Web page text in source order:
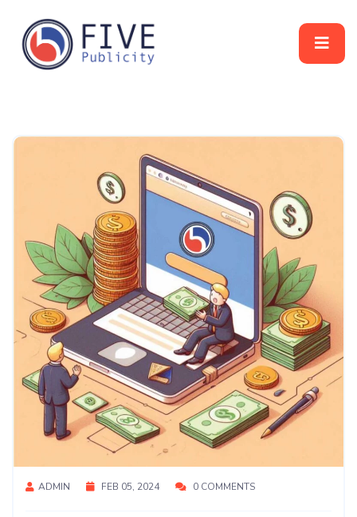
ADMIN FEB 05, 2024 0 COMMENTS